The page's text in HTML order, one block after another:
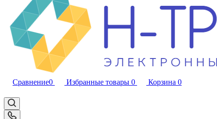
Сравнение0 Избранные товары 0 Корзина 0